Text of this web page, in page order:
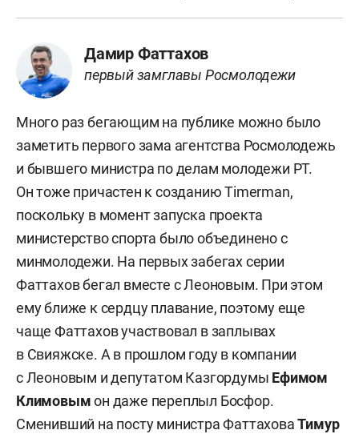
Дамир Фаттахов
первый замглавы Росмолодежи
Много раз бегающим на публике можно было
заметить первого зама агентства Росмолодежь
и бывшего министра по делам молодежи РТ.
Он тоже причастен к созданию Timerman,
поскольку в момент запуска проекта
министерство спорта было объединено с
минмолодежи. На первых забегах серии
Фаттахов бегал вместе с Леоновым. При этом
ему ближе к сердцу плавание, поэтому еще
чаще Фаттахов участвовал в заплывах
в Свияжске. А в прошлом году в компании
с Леоновым и депутатом Казгордумы Ефимом
Климовымон даже переплыл Босфор.
Сменивший на посту министра ФаттаховаТимур